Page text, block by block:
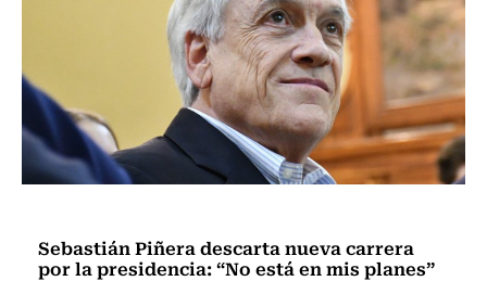
Sebastián Piñera descarta nueva carrera
por la presidencia: “No está en mis planes”